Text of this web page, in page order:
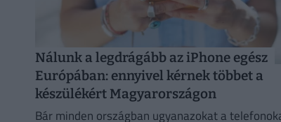
Nálunk a legdrágább az iPhone egész
Európában: ennyivel kérnek többet a
készülékért Magyarországon
Bár minden országban ugyanazokat a